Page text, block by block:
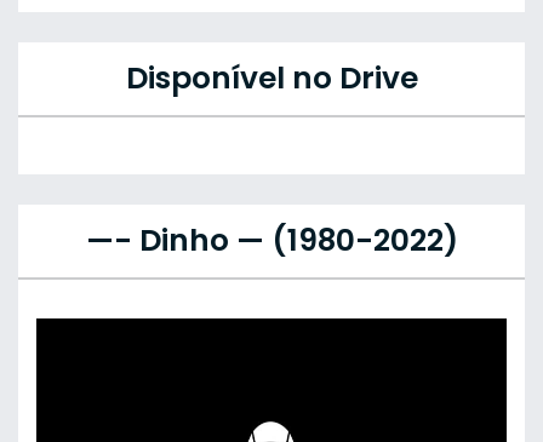
Disponível no Drive
—- Dinho — (1980-2022)